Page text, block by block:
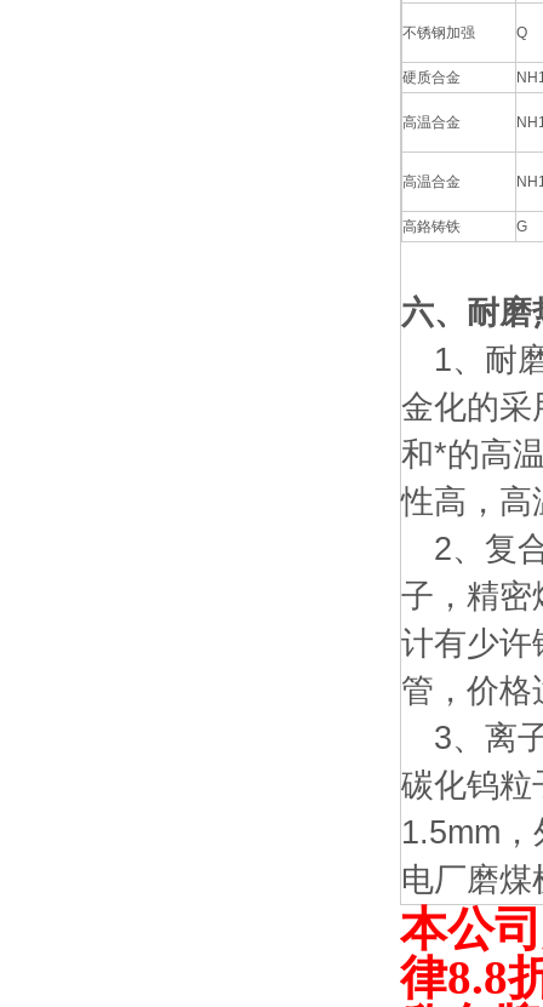
不锈钢加强 Q
硬质合金
高温合金
高温合金
高鉻铸铁 G
六、耐磨
1、耐
金化的采
和*的高
性高，
2、复
子，精密
计有少许
管，价
3、离
碳化钨粒
1.5mm
电厂磨
本公司
律8.8